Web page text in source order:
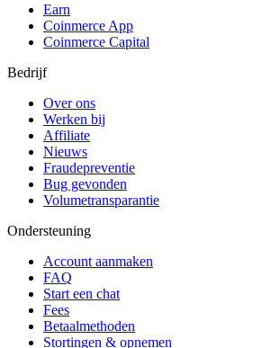
Earn
Coinmerce App
Coinmerce Capital
Bedrijf
Over ons
Werken bij
Affiliate
Nieuws
Fraudepreventie
Bug gevonden
Volumetransparantie
Ondersteuning
Account aanmaken
FAQ
Start een chat
Fees
Betaalmethoden
Stortingen & opnemen